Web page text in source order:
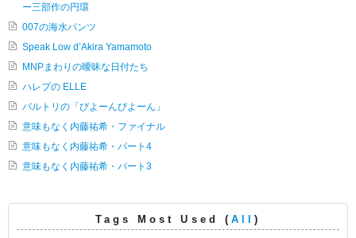
ー三部作の円環
007の海水パンツ
Speak Low d’Akira Yamamoto
MNPまわりの曖昧な日付たち
ハレプの ELLE
バルトリの「びよーんびよーん」
意味もなく内藤祐希・ファイナル
意味もなく内藤祐希・パート4
意味もなく内藤祐希・パート3
Tags Most Used ( All )